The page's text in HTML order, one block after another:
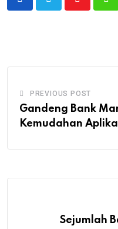
PREVIOUS POST
Gandeng Bank
Kemudahan
Sejumlah